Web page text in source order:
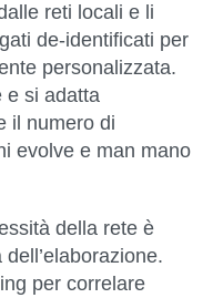
reti locali e li
de-identificati per
personalizzata.
e si adatta
il numero di
evolve e man mano
della rete è
per correlare